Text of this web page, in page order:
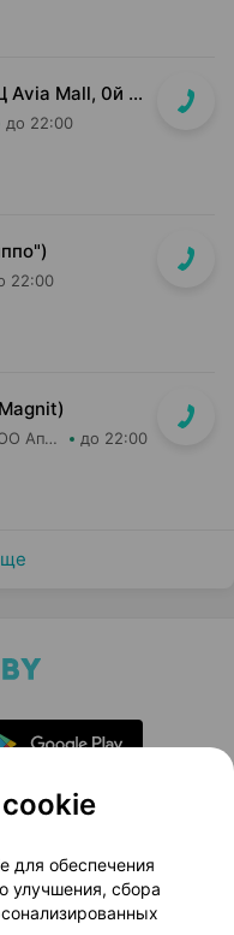
ул. Братская, д. 18, пом. 96 (ТРЦ Avia Mall, 0й этаж рядом с гипермаркетом Green)
до 22:00
22:00
Добрыя леки Аптека групп Центр ООО Аптека №113 до 22:00
проекта
маркетинг
Доставка
для обеспечения
улучшения, сбора